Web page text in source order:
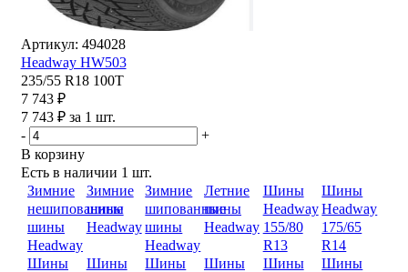
Артикул: 494028
Headway HW503
235/55 R18 100T
7 743 ₽
7 743 ₽ за 1 шт.
-
+
В корзину
Есть в наличии 1 шт.
Зимние
нешипованные
шины
Headway
Зимние
шины
Headway
Зимние
шипованные
шины
Headway
Летние
шины
Headway
Шины
Headway
155/80
R13
Шины
Headway
175/65
R14
Шины
Шины
Шины
Шины
Шины
Шины